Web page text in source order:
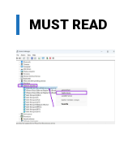
MUST READ